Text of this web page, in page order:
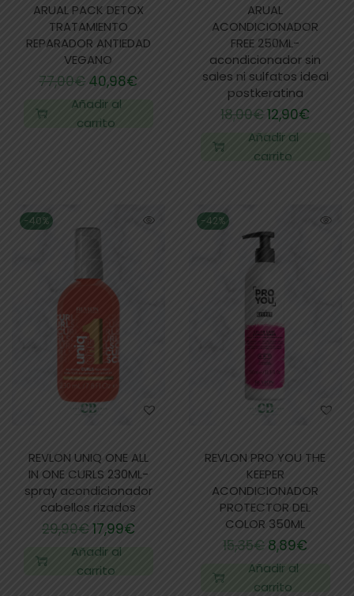
ARUAL PACK DETOX
TRATAMIENTO
REPARADOR ANTIEDAD
VEGANO
77,00€40,98€
Añadir al
carrito
ARUAL
ACONDICIONADOR
FREE 250ML-
acondicionador sin
sales ni sulfatos ideal
postkeratina
18,00€12,90€
Añadir al
carrito
-40%
REVLON UNIQ ONE ALL
IN ONE CURLS 230ML-
spray acondicionador
cabellos rizados
29,90€17,99€
Añadir al
carrito
-42%
REVLON PRO YOU THE
KEEPER
ACONDICIONADOR
PROTECTOR DEL
COLOR 350ML
15,35€ 8,89€
Añadir al
carrito